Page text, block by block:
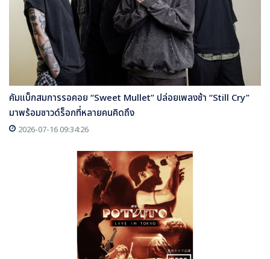
คัมแบ็กสมการรอคอย “Sweet Mullet” ปล่อยเพลงช้า “Still Cry”
มาพร้อมซาวด์ร็อกที่หลายคนคิดถึง
2026-07-16 09:34:26